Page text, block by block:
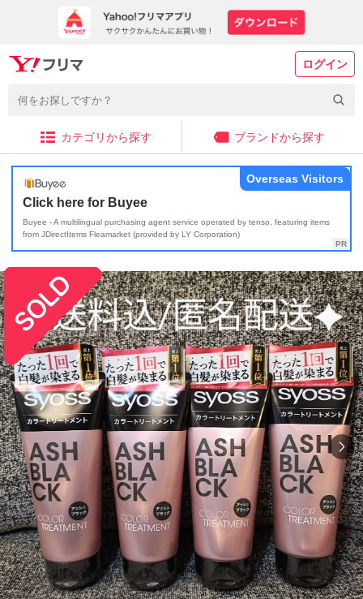
ログイン
カテゴリから探す ブランドから探す
Click here for Buyee
Buyee - A multilingual purchasing agent service operated by tenso, featuring items
from JDirectItems Fleamarket (provided by LY Corporation)
Overseas Visitors